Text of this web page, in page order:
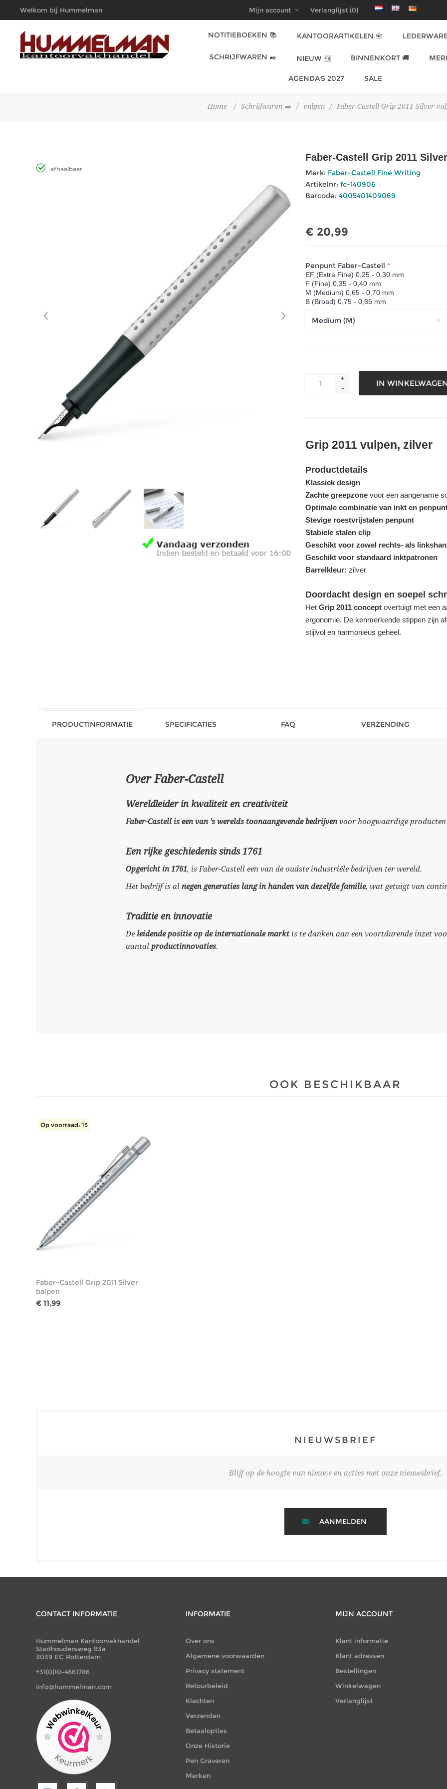
Welkom bij Hummelman
Kantoorvakhandel
Mijn account Verlanglijst (0)
NOTITIEBOEKEN 📚 KANTOORARTIKELEN 📇
SCHRIJFWAREN ✒️ NIEUW 🆕 BINNENKORT 🚚
AGENDA'S 2027 SALE
Home / Schrijfwaren ✒️ / vulpen / Faber-Castell Grip 2011 Silver
afhaalbaar
Faber-Castell Grip 2011
Merk: Faber-Castell Fine Writing
Artikelnr: fc-140906
Barcode: 4005401409069
€ 20,99
Penpunt Faber-Castell *
EF (Extra Fine) 0,25 - 0,30 mm
F (Fine) 0,35 - 0,40 mm
M (Medium) 0,65 - 0,70 mm
B (Broad) 0,75 - 0,85 mm
+
-
Grip 2011 vulpen, zilver
Productdetails
Klassiek design
Zachte greepzone voor een aangename
Optimale combinatie van inkt en
Stevige roestvrijstalen penpunt
Stabiele stalen clip
Geschikt voor zowel rechts- als
Geschikt voor standaard inktpatronen
Barrelkleur: zilver
Doordacht design en soepel
Het Grip 2011 concept overtuigt met een
ergonomie. De kenmerkende stippen zijn
stijlvol en harmonieus geheel.
PRODUCTINFORMATIE SPECIFICATIES FAQ VERZENDING
Over Faber-Castell
Wereldleider in kwaliteit en creativiteit
Faber-Castell is een van 's werelds toonaangevende bedrijvenvoor hoogwaardige producten
Een rijke geschiedenis sinds 1761
Opgericht in 1761, is Faber-Castell een van de oudste industriële bedrijven ter wereld.
Het bedrijf is al negen generaties lang in handen van dezelfde familie, wat getuigt van
Traditie en innovatie
De leidende positie op de internationale marktis te danken aan een voortdurende inzet
aantal productinnovaties.
OOK BESCHIKBAAR
Op voorraad: 15
Faber-Castell Grip 2011 Silver
balpen
€ 11,99
NIEUWSBRIEF
Blijf op de hoogte van nieuws en acties met onze nieuwsbrief.
AANMELDEN
CONTACT INFORMATIE
Hummelman Kantoorvakhandel
Stadhoudersweg 93a
3039 EC Rotterdam
+31(0)10-4661786
info@hummelman.com
INFORMATIE
Over ons
Algemene voorwaarden
Privacy statement
Retourbeleid
Klachten
Verzenden
Betaalopties
Onze Historie
Pen Graveren
Merken
MIJN ACCOUNT
Klant informatie
Klant adressen
Bestellingen
Winkelwagen
Verlanglijst